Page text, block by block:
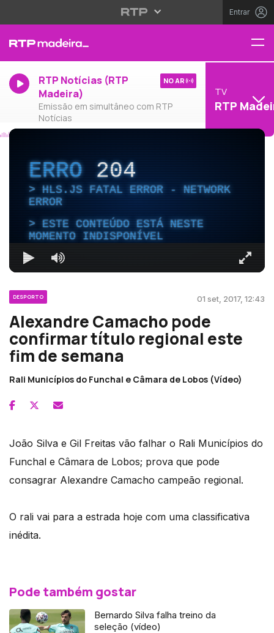
Entrar
RTP Notícias (RTP
Madeira)
Emissão em simultâneo com RTP
Notícias
NO AR
TV
RTP
ERRO204
HLS.JS FATAL ERROR - NETWORK
ERROR
ESTE CONTEÚDO ESTÁ NESTE
MOMENTO INDISPONÍVEL
DESPORTO 01 set, 2017, 12:43
Alexandre Camacho pode
confirmar título regional este
fim de semana
Rali Municípios do Funchal e Câmara de Lobos (Vídeo)
João Silva e Gil Freitas vão falhar o Rali Municípios do
Funchal e Câmara de Lobos; prova que pode
consagrar Alexandre Camacho campeão regional.
O rali vai para a estrada hoje com uma classificativa
inédita.
Pode também gostar
Bernardo Silva falha treino da
seleção (vídeo)